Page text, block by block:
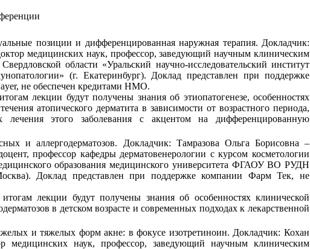
позиции и дифференцированная наружная терапия. Докладчик:
медицинских наук, профессор, заведующий научным клиническим
области «Уральский научно-исследовательский институт
(г. Екатеринбург). Доклад представлен при поддержке
не обеспечен кредитами НМО.
лекции будут получены знания об этиопатогенезе, особенностях
атопического дерматита в зависимости от возрастного периода,
лечения этого заболевания с акцентом на дифференцированную
и аллергодерматозов. Докладчик: Тамразова Ольга Борисовна –
профессор кафедры дерматовенерологии с курсом косметологии
образования медицинского университета ФГАОУ ВО РУДН
Доклад представлен при поддержке компании Фарм Тек, не
лекции будут получены знания об особенностях клинической
в детском возрасте и современных подходах к лекарственной
и тяжелых форм акне: в фокусе изотретиноин. Докладчик: Кохан
медицинских наук, профессор, заведующий научным клиническим